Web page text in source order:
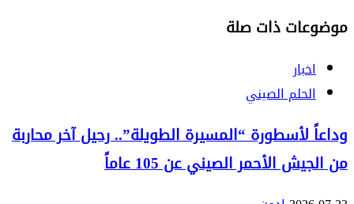
موضوعات ذات صلة
اخبار
الحلم الصيني
وداعاً لأسطورة “المسيرة الطويلة”.. رحيل آخر محاربة
من الجيش الأحمر الصيني عن 105 عاماً